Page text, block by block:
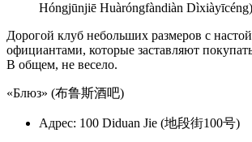
Hóngjūnjiē Huàróngfàndiàn Dìxiàyīcéng)
Дорогой клуб небольших размеров с
официантами, которые заставляют
В общем, не весело.
«Блюз» (布鲁斯酒吧)
Адрес: 100 Diduan Jie (地段街100号)